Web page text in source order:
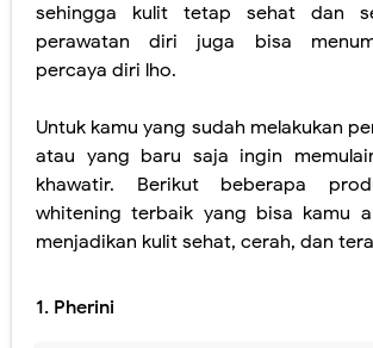
sehingga kulit tetap sehat dan
perawatan diri juga bisa
percaya diri lho.
Untuk kamu yang sudah melakukan
atau yang baru saja ingin
khawatir. Berikut beberapa
whitening terbaik yang bisa kamu
menjadikan kulit sehat, cerah, dan
1. Pherini